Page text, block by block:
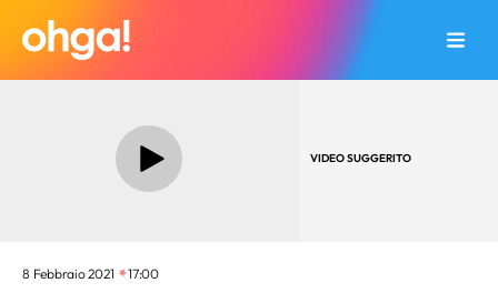
VIDEO SUGGERITO
8 Febbraio 2021 17:00